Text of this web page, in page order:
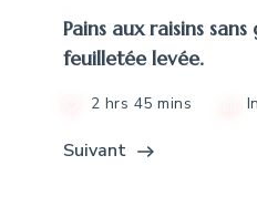
Pains aux raisins
feuilletée levée.
2 hrs 45 mins
Suivant